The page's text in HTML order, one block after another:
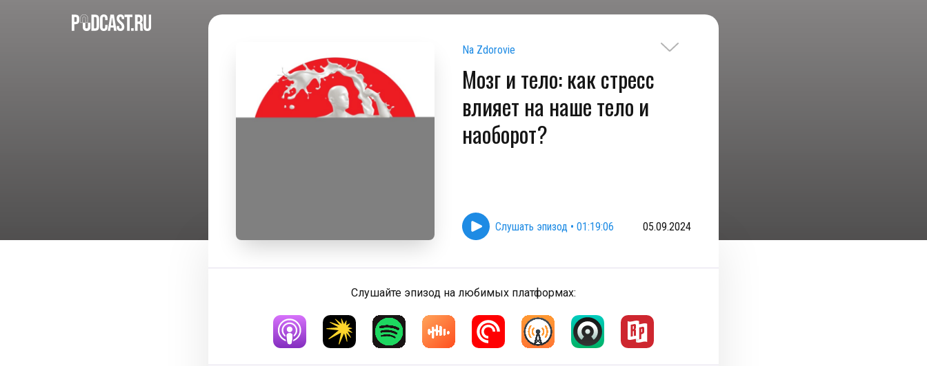
Na Zdorovie
Мозг и тело: как стресс
влияет на наше тело и
наоборот?
Слушать эпизод • 01:19:06 05.09.2024
Слушайте эпизод на любимых платформах: